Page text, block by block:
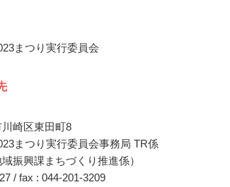
まつり実行委員会
崎区東田町8
まつり実行委員会事務局 TR係
域振興課まちづくり推進係）
/ fax : 044-201-3209